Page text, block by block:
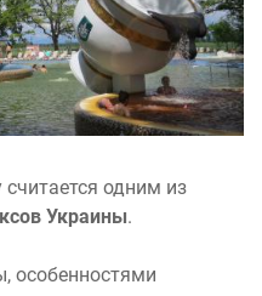
считается одним из
Украины.
особенностями